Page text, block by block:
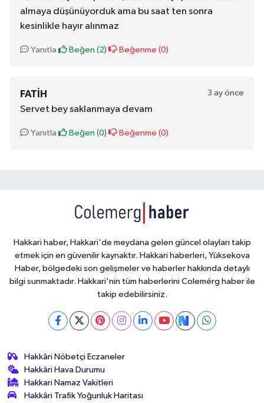
almaya düşünüyorduk ama bu saat ten sonra
kesinlikle hayır alınmaz
Yanıtla Beğen (2) Beğenme (0)
FATIH 3 ay önce
Servet bey saklanmaya devam
Yanıtla Beğen (0) Beğenme (0)
Hakkari haber, Hakkari'de meydana gelen güncel olayları takip
etmek için en güvenilir kaynaktır. Hakkari haberleri, Yüksekova
Haber, bölgedeki son gelişmeler ve haberler hakkında detaylı
bilgi sunmaktadır. Hakkari'nin tüm haberlerini Colemérg haber ile
takip edebilirsiniz.
Hakkâri Nöbetçi Eczaneler
Hakkâri Hava Durumu
Hakkari Namaz Vakitleri
Hakkâri Trafik Yoğunluk Haritası